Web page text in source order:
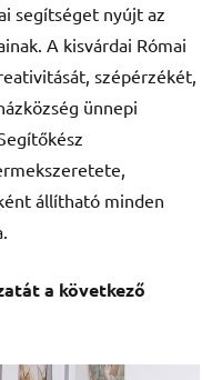
segítséget nyújt az
A kisvárdai Római
szépérzékét,
ünnepi
állítható minden
a következő